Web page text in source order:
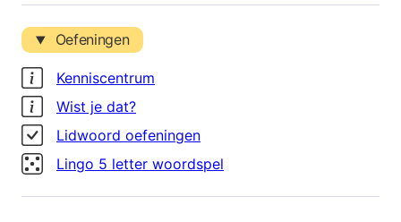
Oefeningen
Kenniscentrum
Wist je dat?
Lidwoord oefeningen
Lingo 5 letter woordspel